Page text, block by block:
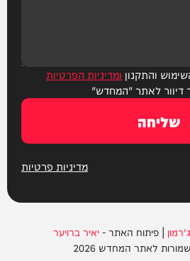
והתקנון ומדיניות הפרטיות
דיוור לאתר "המחדש"
שליחה
מדיניות פרטיות
| פיתוח האתר -יאיר ברויער
לאתר המחדש 2026